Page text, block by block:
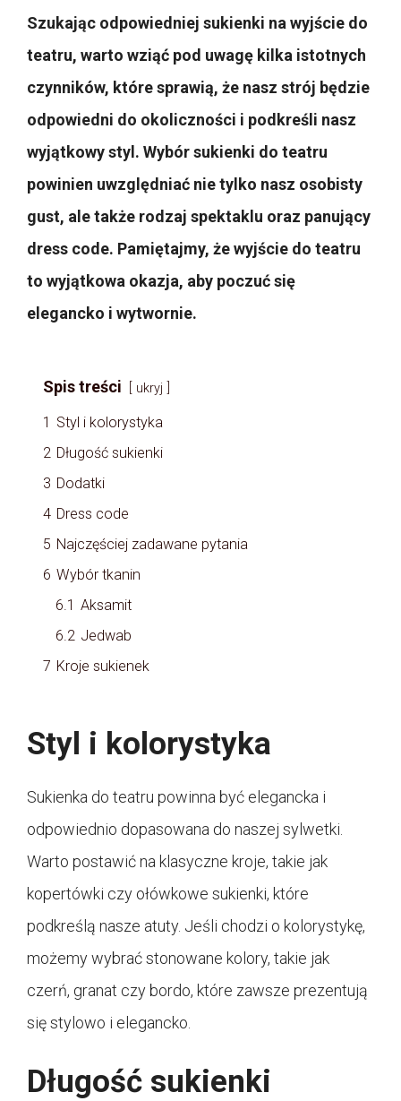
Szukając odpowiedniej sukienki na wyjście do
teatru, warto wziąć pod uwagę kilka istotnych
czynników, które sprawią, że nasz strój będzie
odpowiedni do okoliczności i podkreśli nasz
wyjątkowy styl. Wybór sukienki do teatru
powinien uwzględniać nie tylko nasz osobisty
gust, ale także rodzaj spektaklu oraz panujący
dress code. Pamiętajmy, że wyjście do teatru
to wyjątkowa okazja, aby poczuć się
elegancko i wytwornie.
Spis treści ukryj
1 Styl i kolorystyka
2 Długość sukienki
3 Dodatki
4 Dress code
5 Najczęściej zadawane pytania
6 Wybór tkanin
6.1 Aksamit
6.2 Jedwab
7 Kroje sukienek
Styl i kolorystyka
Sukienka do teatru powinna być elegancka i
odpowiednio dopasowana do naszej sylwetki.
Warto postawić na klasyczne kroje, takie jak
kopertówki czy ołówkowe sukienki, które
podkreślą nasze atuty. Jeśli chodzi o kolorystykę,
możemy wybrać stonowane kolory, takie jak
czerń, granat czy bordo, które zawsze prezentują
się stylowo i elegancko.
Długość sukienki